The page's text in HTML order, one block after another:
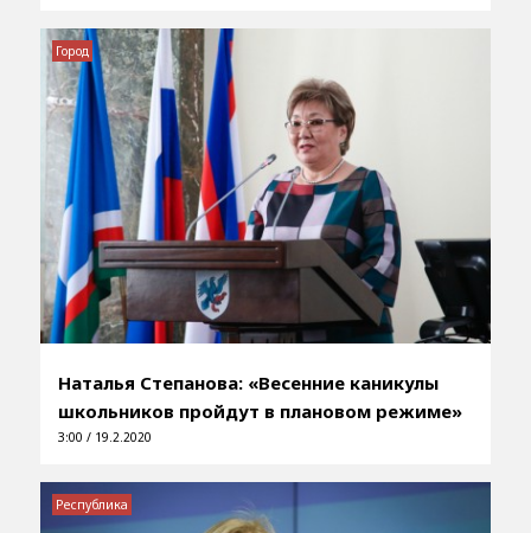
Наталья Степанова: «Весенние каникулы
школьников пройдут в плановом режиме»
3:00 / 19.2.2020
Город
Республика